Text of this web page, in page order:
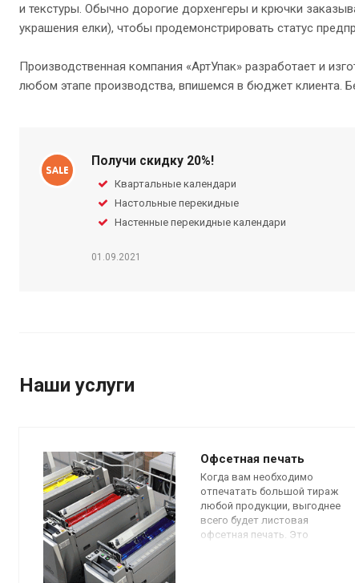
и текстуры. Обычно дорогие дорхенгеры и крючки
украшения елки), чтобы продемонстрировать статус
Производственная компания «AртУпак» разработает и
любом этапе производства, впишемся в бюджет клиента.
Получи скидку 20%!
Квартальные календари
Настольные перекидные
Настенные перекидные календари
01.09.2021
Наши услуги
Офсетная печать
Когда вам необходимо
отпечатать большой тираж
любой продукции, выгоднее
всего будет листовая
офсетная печать. Это